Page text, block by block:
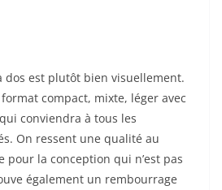
dos est plutôt bien visuellement.
compact, mixte, léger avec
conviendra à tous les
On ressent une qualité au
pour la conception qui n’est pas
également un rembourrage